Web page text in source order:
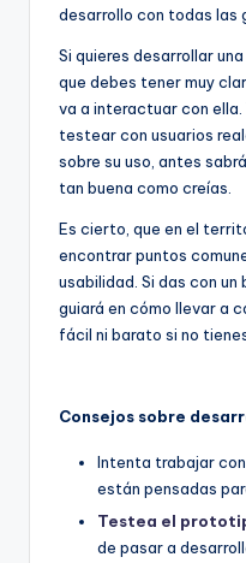
desarrollo con todas las
Si quieres desarrollar
que debes tener muy
va a interactuar con
testear con usuarios
sobre su uso, antes
tan buena como creías.
Es cierto, que en el
encontrar puntos
usabilidad. Si das con
guiará en cómo llevar a
fácil ni barato si no
Consejos sobre
Intenta trabajar con
están pensadas
Testea el
de pasar a